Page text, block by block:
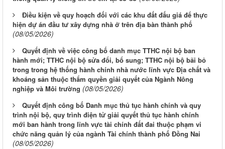
Điều kiện về quy hoạch đối với các khu đất đấu giá để thực
hiện dự án đầu tư xây dựng nhà ở trên địa bàn thành phố
(08/05/2026)
Quyết định về việc công bố danh mục TTHC nội bộ ban
hành mới; TTHC nội bộ sửa đổi, bổ sung; TTHC nội bộ bãi bỏ
trong trong hệ thống hành chính nhà nước lĩnh vực Địa chất và
khoáng sản thuộc thẩm quyền giải quyết của Ngành Nông
nghiệp và Môi trường (08/05/2026)
Quyết định công bố Danh mục thủ tục hành chính và quy
trình nội bộ, quy trình điện tử giải quyết thủ tục hành chính
mới ban hành trong lĩnh vực tài chính đất đai thuộc phạm vi
chức năng quản lý của ngành Tài chính thành phố Đồng Nai
(08/05/2026)